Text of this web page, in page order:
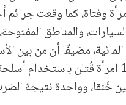
18 امرأة وفتاة، كما وقعت
والمناطق
مضيفًا أن من بين
خُنقا، وواحدة نتيجة